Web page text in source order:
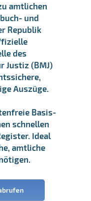
amtlichen
und
Republik
des
Justiz (BMJ)
Auszüge.
Basis-
schnellen
Ideal
amtliche